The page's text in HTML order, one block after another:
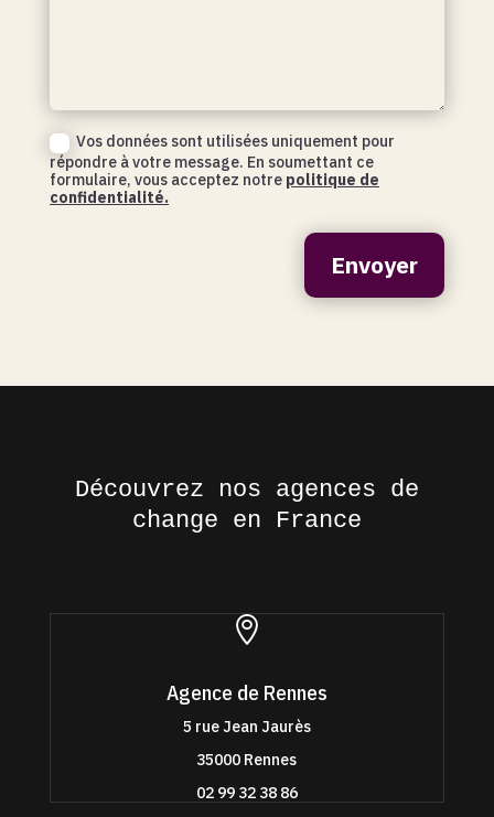
Vos données sont utilisées uniquement pour
répondre à votre message. En soumettant ce
formulaire, vous acceptez notre politique de
confidentialité.
Envoyer
Découvrez nos agences de
change en France

Agence de Rennes
5 rue Jean Jaurès
35000 Rennes
02 99 32 38 86